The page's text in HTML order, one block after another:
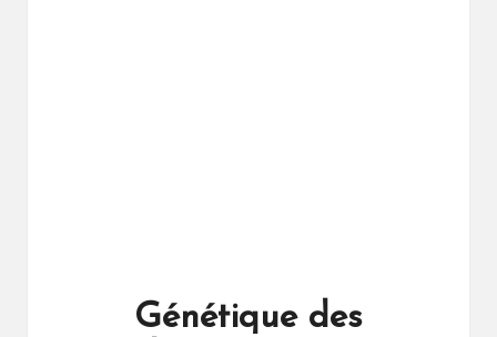
Génétique des